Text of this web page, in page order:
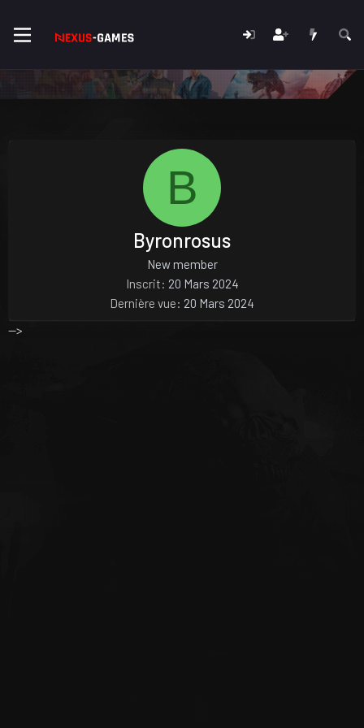
B
Byronrosus
New member
Inscrit
20 Mars 2024
Dernière vue
20 Mars 2024
-->